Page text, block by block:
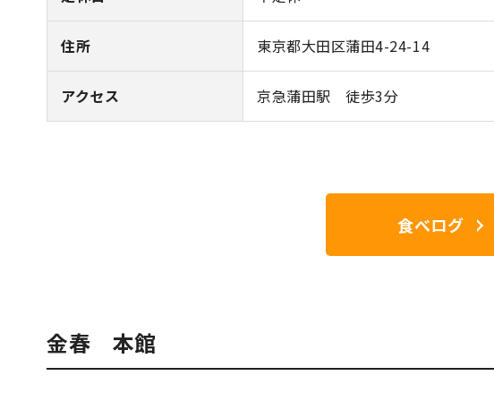
住所 東京都大田区蒲田4-24-14
アクセス 京急蒲田駅 徒歩3分
食べログ
金春 本館